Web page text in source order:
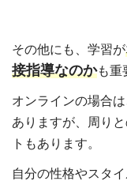
その他にも、学習が
接指導なのかも重
オンラインの場合
ありますが、周り
トもあります。
自分の性格やスタ